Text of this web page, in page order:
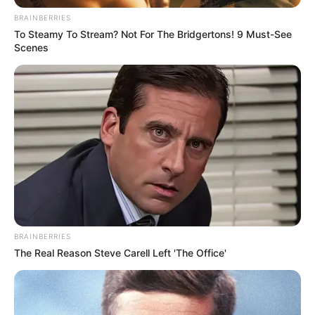
Week-End-Turf.com: 8 – 12 – 14 – 5 – 3 – 2 – 6 – 9
BRAINBERRIES
To Steamy To Stream? Not For The Bridgertons! 9 Must-See
Scenes
BRAINBERRIES
The Real Reason Steve Carell Left 'The Office'